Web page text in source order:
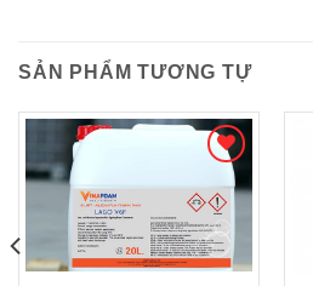
SẢN PHẨM TƯƠNG TỰ